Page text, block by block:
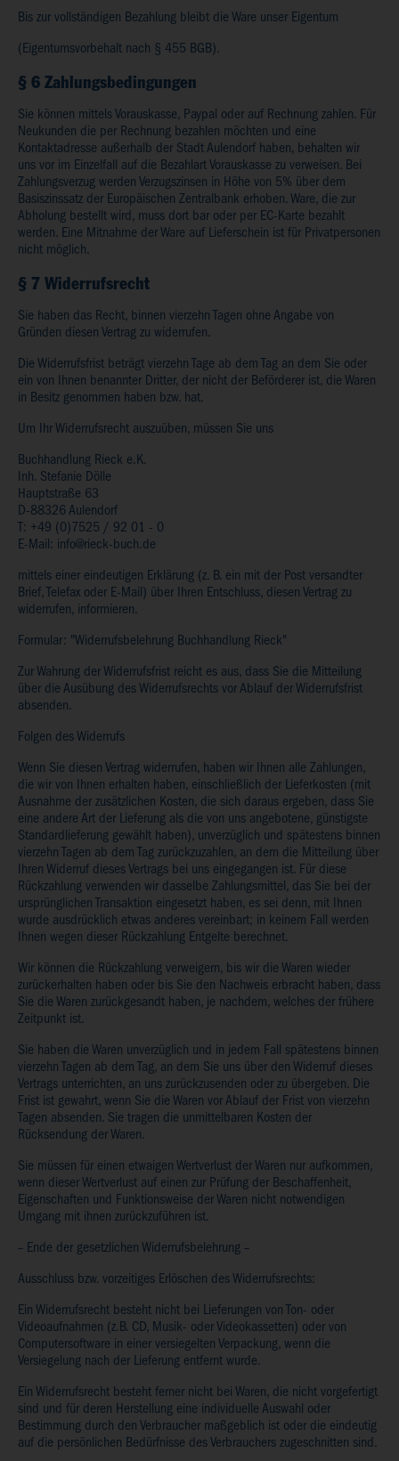
Bis zur vollständigen Bezahlung bleibt die Ware unser Eigentum
(Eigentumsvorbehalt nach § 455 BGB).
§ 6 Zahlungsbedingungen
Sie können mittels Vorauskasse, Paypal oder auf Rechnung zahlen. Für
Neukunden die per Rechnung bezahlen möchten und eine
Kontaktadresse außerhalb der Stadt Aulendorf haben, behalten wir
uns vor im Einzelfall auf die Bezahlart Vorauskasse zu verweisen. Bei
Zahlungsverzug werden Verzugszinsen in Höhe von 5% über dem
Basiszinssatz der Europäischen Zentralbank erhoben. Ware, die zur
Abholung bestellt wird, muss dort bar oder per EC-Karte bezahlt
werden. Eine Mitnahme der Ware auf Lieferschein ist für Privatpersonen
nicht möglich.
§ 7 Widerrufsrecht
Sie haben das Recht, binnen vierzehn Tagen ohne Angabe von
Gründen diesen Vertrag zu widerrufen.
Die Widerrufsfrist beträgt vierzehn Tage ab dem Tag an dem Sie oder
ein von Ihnen benannter Dritter, der nicht der Beförderer ist, die Waren
in Besitz genommen haben bzw. hat.
Um Ihr Widerrufsrecht auszuüben, müssen Sie uns
Buchhandlung Rieck e.K.
Inh. Stefanie Dölle
Hauptstraße 63
D-88326 Aulendorf
T: +49 (0)7525 / 92 01 - 0
E-Mail: info@rieck-buch.de
mittels einer eindeutigen Erklärung (z. B. ein mit der Post versandter
Brief, Telefax oder E-Mail) über Ihren Entschluss, diesen Vertrag zu
widerrufen, informieren.
Formular: "Widerrufsbelehrung Buchhandlung Rieck"
Zur Wahrung der Widerrufsfrist reicht es aus, dass Sie die Mitteilung
über die Ausübung des Widerrufsrechts vor Ablauf der Widerrufsfrist
absenden.
Folgen des Widerrufs
Wenn Sie diesen Vertrag widerrufen, haben wir Ihnen alle Zahlungen,
die wir von Ihnen erhalten haben, einschließlich der Lieferkosten (mit
Ausnahme der zusätzlichen Kosten, die sich daraus ergeben, dass Sie
eine andere Art der Lieferung als die von uns angebotene, günstigste
Standardlieferung gewählt haben), unverzüglich und spätestens binnen
vierzehn Tagen ab dem Tag zurückzuzahlen, an dem die Mitteilung über
Ihren Widerruf dieses Vertrags bei uns eingegangen ist. Für diese
Rückzahlung verwenden wir dasselbe Zahlungsmittel, das Sie bei der
ursprünglichen Transaktion eingesetzt haben, es sei denn, mit Ihnen
wurde ausdrücklich etwas anderes vereinbart; in keinem Fall werden
Ihnen wegen dieser Rückzahlung Entgelte berechnet.
Wir können die Rückzahlung verweigern, bis wir die Waren wieder
zurückerhalten haben oder bis Sie den Nachweis erbracht haben, dass
Sie die Waren zurückgesandt haben, je nachdem, welches der frühere
Zeitpunkt ist.
Sie haben die Waren unverzüglich und in jedem Fall spätestens binnen
vierzehn Tagen ab dem Tag, an dem Sie uns über den Widerruf dieses
Vertrags unterrichten, an uns zurückzusenden oder zu übergeben. Die
Frist ist gewahrt, wenn Sie die Waren vor Ablauf der Frist von vierzehn
Tagen absenden. Sie tragen die unmittelbaren Kosten der
Rücksendung der Waren.
Sie müssen für einen etwaigen Wertverlust der Waren nur aufkommen,
wenn dieser Wertverlust auf einen zur Prüfung der Beschaffenheit,
Eigenschaften und Funktionsweise der Waren nicht notwendigen
Umgang mit ihnen zurückzuführen ist.
– Ende der gesetzlichen Widerrufsbelehrung –
Ausschluss bzw. vorzeitiges Erlöschen des Widerrufsrechts:
Ein Widerrufsrecht besteht nicht bei Lieferungen von Ton- oder
Videoaufnahmen (z.B. CD, Musik- oder Videokassetten) oder von
Computersoftware in einer versiegelten Verpackung, wenn die
Versiegelung nach der Lieferung entfernt wurde.
Ein Widerrufsrecht besteht ferner nicht bei Waren, die nicht vorgefertigt
sind und für deren Herstellung eine individuelle Auswahl oder
Bestimmung durch den Verbraucher maßgeblich ist oder die eindeutig
auf die persönlichen Bedürfnisse des Verbrauchers zugeschnitten sind.